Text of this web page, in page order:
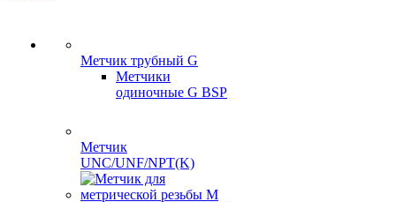
Метчик трубный G
Метчики
одиночные G BSP
Метчик
UNC/UNF/NPT(K)